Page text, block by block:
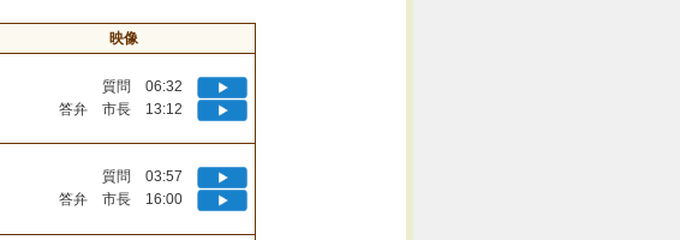
映像
質問 06:32
答弁 市長 13:12
質問 03:57
答弁 市長 16:00